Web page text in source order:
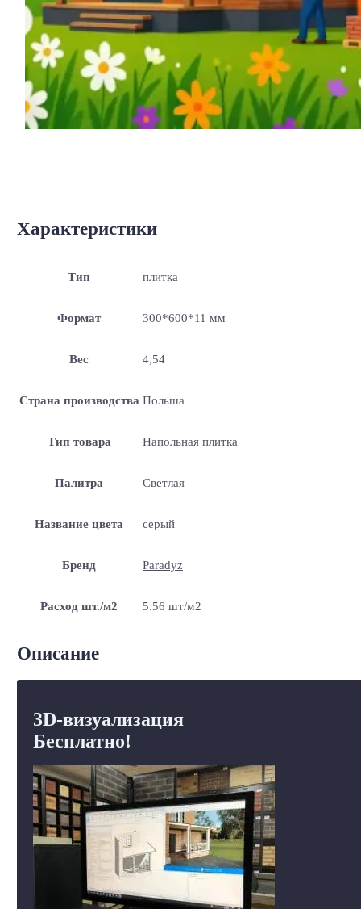
Характеристики
Тип плитка
Формат 300*600*11 мм
Вес 4,54
Страна производства Польша
Тип товара Напольная плитка
Палитра Светлая
Название цвета серый
Бренд Paradyz
Расход шт./м2 5.56 шт/м2
Описание
3D-визуализация
Бесплатно!